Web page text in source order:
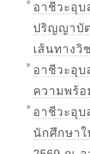
อาชีวะอุ
ปริญญาบั
เส้นทางวิ
อาชีวะอุบ
ความพร้
อาชีวะอุบ
นักศึกษา